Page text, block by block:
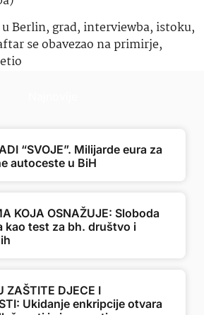
Berlin, grad, interviewba, istoku,
se obavezao na primirje,
“SVOJE”. Milijarde eura za
autoceste u BiH
KOJA OSNAŽUJE: Sloboda
kao test za bh. društvo i
ZAŠTITE DJECE I
Ukidanje enkripcije otvara